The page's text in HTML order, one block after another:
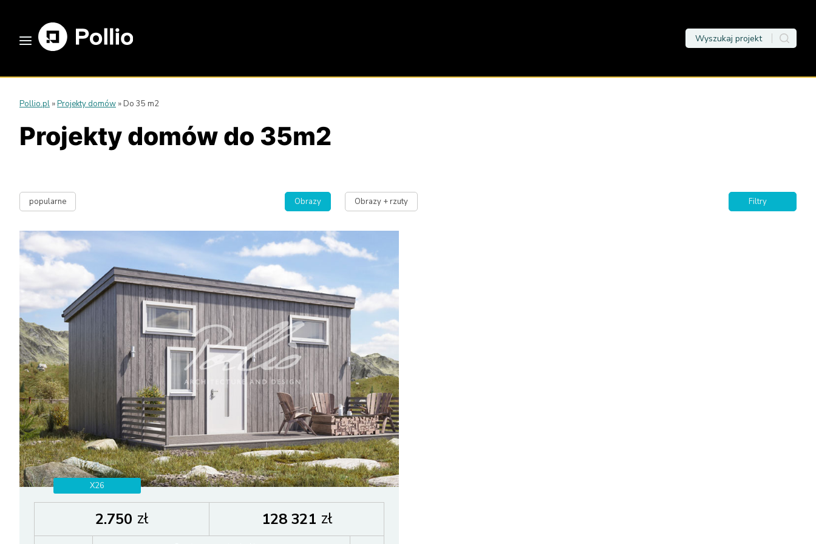
Pollio.pl »Projekty domów » Do 35 m2
Projekty domów do 35m2
popularne Obrazy Obrazy + rzuty Filtry
X26
2.750 zł 128 321 zł